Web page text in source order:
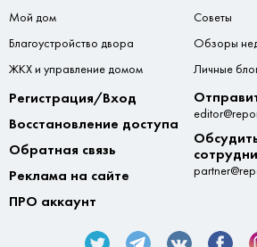
Мой дом
Благоустройство двора
ЖКХ и управление домом
Советы
Обзоры
Личные
Регистрация/Вход
Восстановление доступа
Обратная связь
Реклама на сайте
ПРО аккаунт